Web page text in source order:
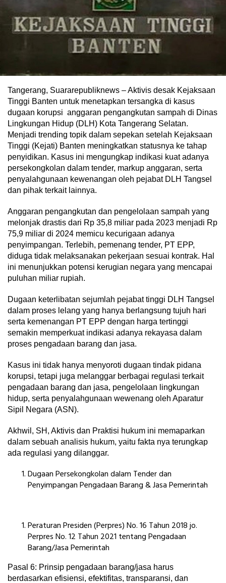
Tangerang, Suararepubliknews – Aktivis desak Kejaksaan
Tinggi Banten untuk menetapkan tersangka di kasus
dugaan korupsi anggaran pengangkutan sampah di Dinas
Lingkungan Hidup (DLH) Kota Tangerang Selatan.
Menjadi trending topik dalam sepekan setelah Kejaksaan
Tinggi (Kejati) Banten meningkatkan statusnya ke tahap
penyidikan. Kasus ini mengungkap indikasi kuat adanya
persekongkolan dalam tender, markup anggaran, serta
penyalahgunaan kewenangan oleh pejabat DLH Tangsel
dan pihak terkait lainnya.
Anggaran pengangkutan dan pengelolaan sampah yang
melonjak drastis dari Rp 35,8 miliar pada 2023 menjadi Rp
75,9 miliar di 2024 memicu kecurigaan adanya
penyimpangan. Terlebih, pemenang tender, PT EPP,
diduga tidak melaksanakan pekerjaan sesuai kontrak. Hal
ini menunjukkan potensi kerugian negara yang mencapai
puluhan miliar rupiah.
Dugaan keterlibatan sejumlah pejabat tinggi DLH Tangsel
dalam proses lelang yang hanya berlangsung tujuh hari
serta kemenangan PT EPP dengan harga tertinggi
semakin memperkuat indikasi adanya rekayasa dalam
proses pengadaan barang dan jasa.
Kasus ini tidak hanya menyoroti dugaan tindak pidana
korupsi, tetapi juga melanggar berbagai regulasi terkait
pengadaan barang dan jasa, pengelolaan lingkungan
hidup, serta penyalahgunaan wewenang oleh Aparatur
Sipil Negara (ASN).
Akhwil, SH, Aktivis dan Praktisi hukum ini memaparkan
dalam sebuah analisis hukum, yaitu fakta nya terungkap
ada regulasi yang dilanggar.
Dugaan Persekongkolan dalam Tender dan
Penyimpangan Pengadaan Barang & Jasa Pemerintah
Peraturan Presiden (Perpres) No. 16 Tahun 2018 jo.
Perpres No. 12 Tahun 2021 tentang Pengadaan
Barang/Jasa Pemerintah
Pasal 6: Prinsip pengadaan barang/jasa harus
berdasarkan efisiensi, efektifitas, transparansi, dan